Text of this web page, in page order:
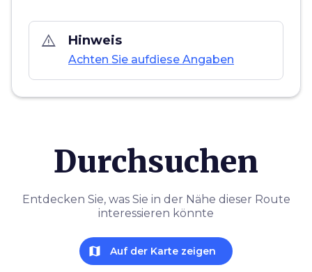
warning_amber Hinweis
Achten Sie aufdiese Angaben
Durchsuchen
Entdecken Sie, was Sie in der Nähe dieser Route
interessieren könnte
map Auf der Karte zeigen